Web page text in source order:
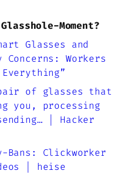
Moment?
Glasses and
Concerns: Workers
Everything”
of glasses that
you, processing
| Hacker
Bans: Clickworker
| heise